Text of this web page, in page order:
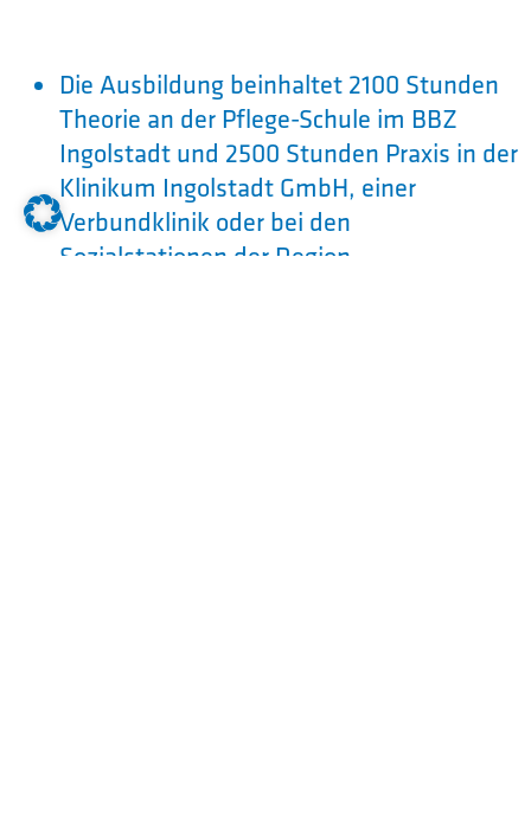
Die Ausbildung beinhaltet 2100 Stunden
Theorie an der Pflege-Schule im BBZ
Ingolstadt und 2500 Stunden Praxis in der
Klinikum Ingolstadt GmbH, einer
Verbundklinik oder bei den
Sozialstationen der Region.